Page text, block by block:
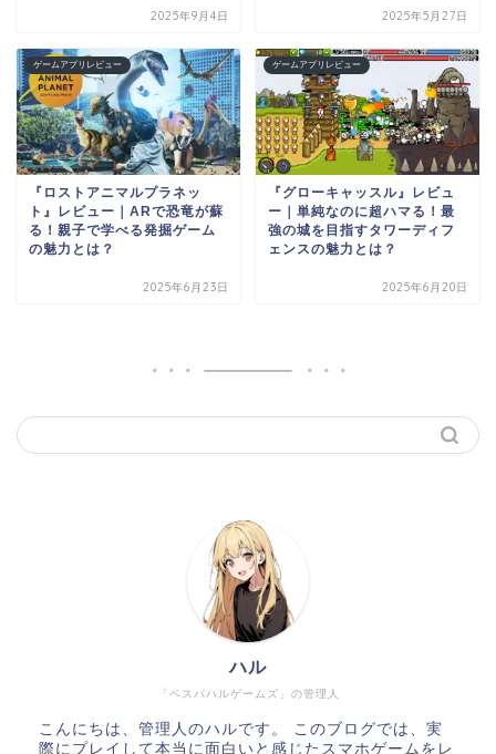
2025年9月4日 2025年5月27日
ゲームアプリレビュー
『ロストアニマルプラネッ
ト』レビュー｜ARで恐竜が蘇
る！親子で学べる発掘ゲーム
の魅力とは？
2025年6月23日
ゲームアプリレビュー
『グローキャッスル』レビュ
ー｜単純なのに超ハマる！最
強の城を目指すタワーディフ
ェンスの魅力とは？
2025年6月20日
「ベスパハルゲームズ」の管理人
ハル
こんにちは、管理人のハルです。 このブログでは、実
際にプレイして本当に面白いと感じたスマホゲームをレ